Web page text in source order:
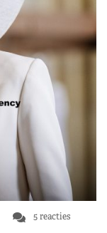
5 reacties